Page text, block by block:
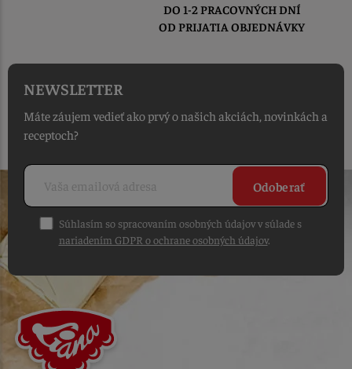
DO 1-2 PRACOVNÝCH DNÍ
OD PRIJATIA OBJEDNÁVKY
NEWSLETTER
Máte záujem vedieť ako prvý o našich akciách, novinkách a
receptoch?
Odoberať
Súhlasím so spracovaním osobných údajov v súlade s
nariadením GDPR o ochrane osobných údajov.